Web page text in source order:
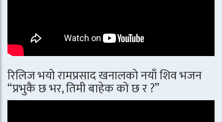
रिलिज भयो रामप्रसाद खनालको नयाँ शिव भजन
“प्रभुकै छ भर, तिमी बाहेक को छ र ?”